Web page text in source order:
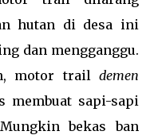
hutan di desa ini
dan mengganggu.
motor trail demen
membuat sapi-sapi
bekas ban